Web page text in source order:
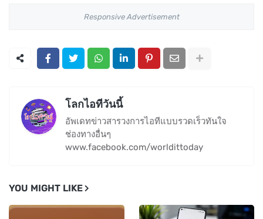
Responsive Advertisement
โลกไอทีวันนี้
อัพเดทข่าวสารวงการไอทีแบบรวดเร็วทันใจ
ช่องทางอื่นๆ
www.facebook.com/worldittoday
YOU MIGHT LIKE